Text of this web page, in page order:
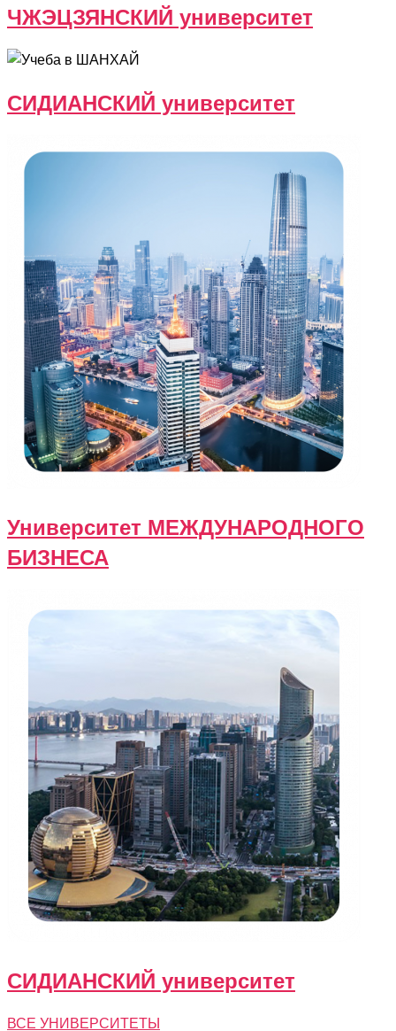
ЧЖЭЦЗЯНСКИЙ университет
СИДИАНСКИЙ университет
Университет МЕЖДУНАРОДНОГО
БИЗНЕСА
СИДИАНСКИЙ университет
ВСЕ УНИВЕРСИТЕТЫ